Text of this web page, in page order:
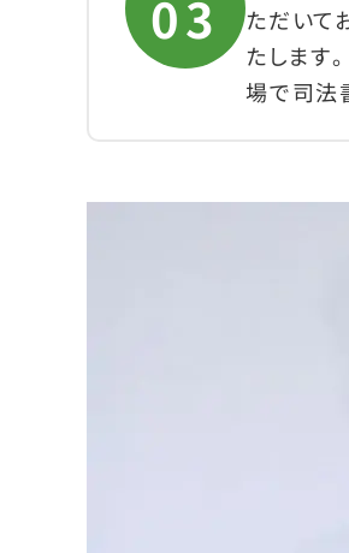
ただいて
たします
場で司法